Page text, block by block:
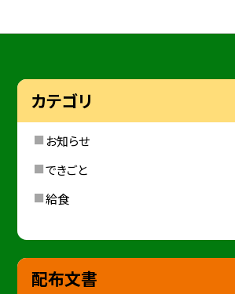
カテゴリ
お知らせ
できごと
給食
配布文書